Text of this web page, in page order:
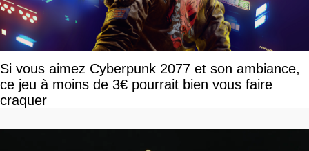
Si vous aimez Cyberpunk 2077 et son ambiance,
ce jeu à moins de 3€ pourrait bien vous faire
craquer